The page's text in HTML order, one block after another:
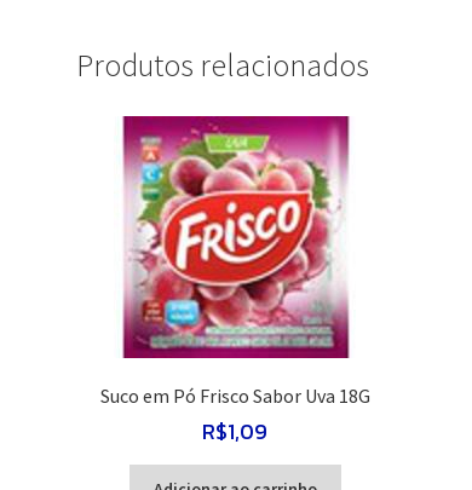
Produtos relacionados
Suco em Pó Frisco Sabor Uva 18G
R$1,09